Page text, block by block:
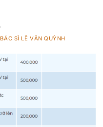
BÁC SĨ LÊ VĂN QUỲNH